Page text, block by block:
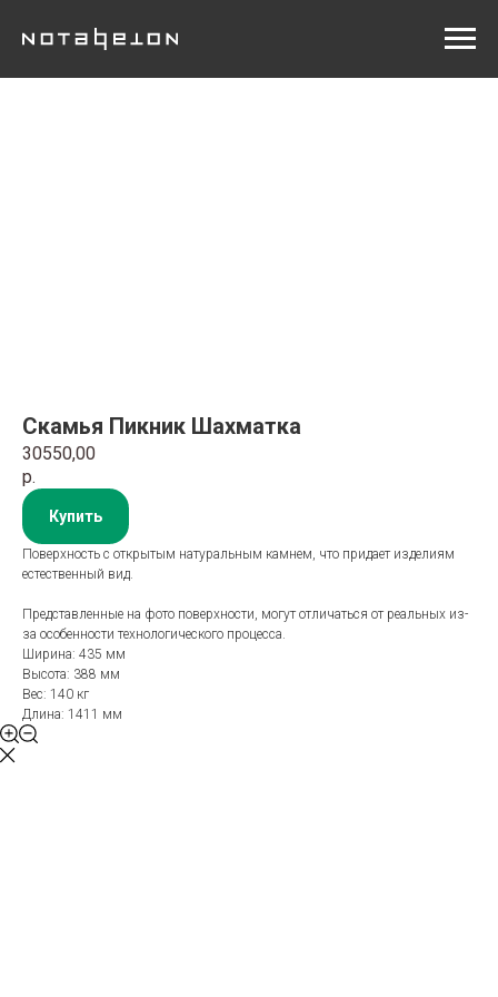
Скамья Пикник Шахматка
30550,00
р.
Купить
Поверхность с открытым натуральным камнем, что придает изделиям
естественный вид.
Представленные на фото поверхности, могут отличаться от реальных из-
за особенности технологического процесса.
Ширина: 435 мм
Высота: 388 мм
Вес: 140 кг
Длина: 1411 мм